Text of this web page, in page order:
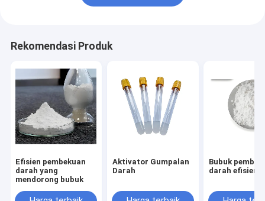
Rekomendasi Produk
Efisien pembekuan
darah yang
mendorong bubuk
Aktivator Gumpalan
Darah
Bubuk
darah